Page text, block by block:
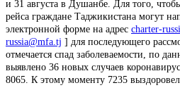
и 31 августа в Душанбе. Для того,
рейса граждане Таджикистана могут
электронной форме на адрес charter-
russia@mfa.tj ] для последующего
отмечается спад заболеваемости, по
выявлено 36 новых случаев
8065. К этому моменту 7235